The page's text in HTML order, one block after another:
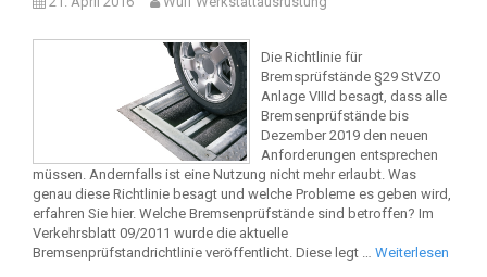
Die Richtlinie für
Bremsprüfstände §29 StVZO
Anlage VIIId besagt, dass alle
Bremsenprüfstände bis
Dezember 2019 den neuen
Anforderungen entsprechen
müssen. Andernfalls ist eine Nutzung nicht mehr erlaubt. Was
genau diese Richtlinie besagt und welche Probleme es geben wird,
erfahren Sie hier. Welche Bremsenprüfstände sind betroffen? Im
Verkehrsblatt 09/2011 wurde die aktuelle
Bremsenprüfstandrichtlinie veröffentlicht. Diese legt … Weiterlesen